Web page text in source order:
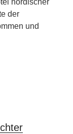
nordischer
der
und